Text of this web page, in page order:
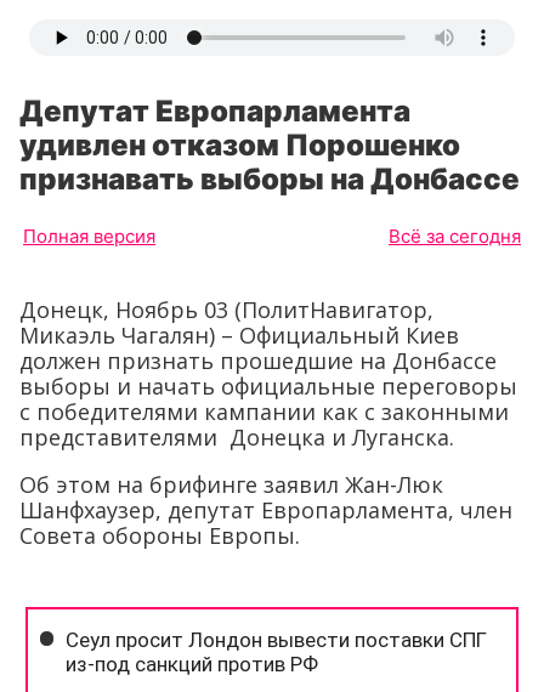
Депутат Европарламента
удивлен отказом Порошенко
признавать выборы на Донбассе
Полная версия Всё за сегодня
Донецк, Ноябрь 03 (ПолитНавигатор,
Микаэль Чагалян) – Официальный Киев
должен признать прошедшие на Донбассе
выборы и начать официальные переговоры
с победителями кампании как с законными
представителями Донецка и Луганска.
Об этом на брифинге заявил Жан-Люк
Шанфхаузер, депутат Европарламента, член
Совета обороны Европы.